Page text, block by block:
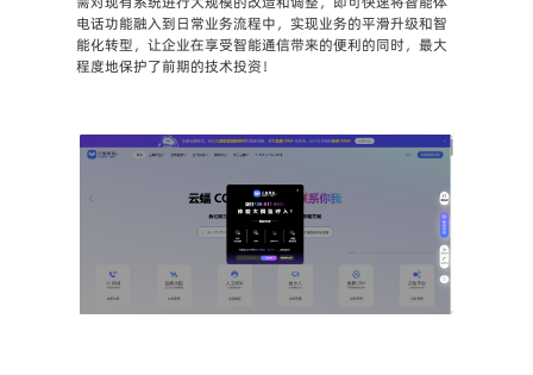
电话功能融入到日常业务流程中，实现业务的平滑升级和智
能化转型，让企业在享受智能通信带来的便利的同时，最大
程度地保护了前期的技术投资！